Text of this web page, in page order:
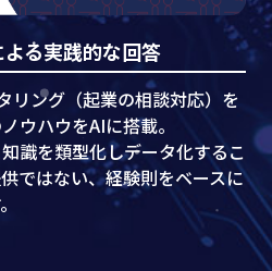
る実践的な回答
リング（起業の相談対応）を
ウハウをAIに搭載。
識を類型化しデータ化するこ
ではない、​経験則をベースに